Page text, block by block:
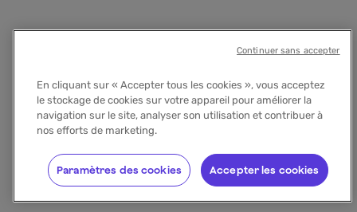
En cliquant sur « Accepter tous les cookies », vous acceptez
le stockage de cookies sur votre appareil pour améliorer la
navigation sur le site, analyser son utilisation et contribuer à
nos efforts de marketing.
Accepter les cookies
Paramètres des cookies
Continuer sans accepter